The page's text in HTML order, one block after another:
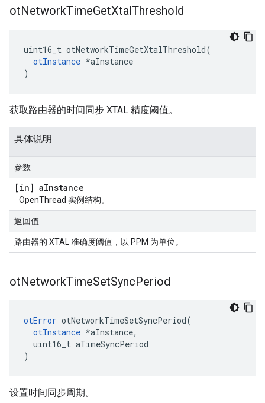
otNetworkTimeGetXtalThreshold
uint16_t otNetworkTimeGetXtalThreshold(
otInstance *aInstance
)
获取路由器的时间同步 XTAL 精度阈值。
具体说明
参数
[in] aInstance
OpenThread 实例结构。
返回值
路由器的 XTAL 准确度阈值，以 PPM 为单位。
otNetworkTimeSetSyncPeriod
otError otNetworkTimeSetSyncPeriod(
otInstance *aInstance,
uint16_t aTimeSyncPeriod
)
设置时间同步周期。